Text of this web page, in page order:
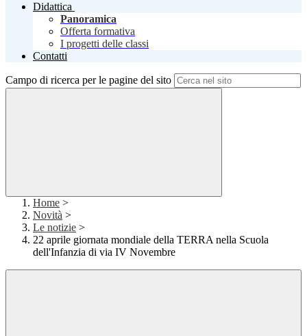
Didattica
Panoramica
Offerta formativa
I progetti delle classi
Contatti
Campo di ricerca per le pagine del sito
Home >
Novità >
Le notizie >
22 aprile giornata mondiale della TERRA nella Scuola
dell'Infanzia di via IV Novembre